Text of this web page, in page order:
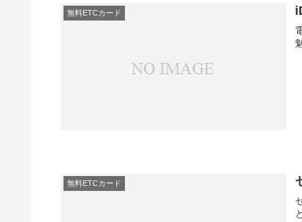
無料ETCカード
無料ETCカード